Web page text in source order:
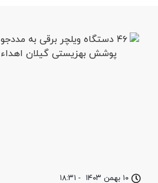
۱۰ بهمن ۱۴۰۳ - ۱۸:۳۱